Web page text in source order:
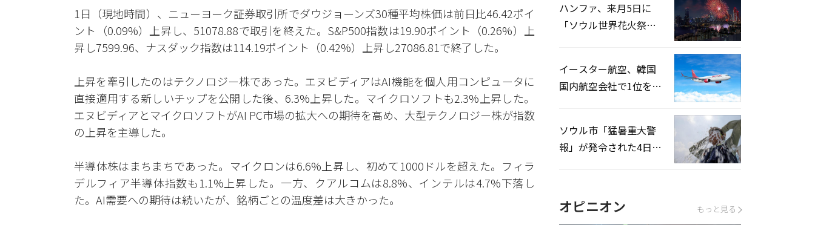
1日（現地時間）、ニューヨーク証券取引所でダウジョーンズ30種平均株価は前日比46.42ポイ
ント（0.09%）上昇し、51078.88で取引を終えた。S&P500指数は19.90ポイント（0.26%）上
昇し7599.96、ナスダック指数は114.19ポイント（0.42%）上昇し27086.81で終了した。
上昇を牽引したのはテクノロジー株であった。エヌビディアはAI機能を個人用コンピュータに
直接適用する新しいチップを公開した後、6.3%上昇した。マイクロソフトも2.3%上昇した。
エヌビディアとマイクロソフトがAI PC市場の拡大への期待を高め、大型テクノロジー株が指数
の上昇を主導した。
半導体株はまちまちであった。マイクロンは6.6%上昇し、初めて1000ドルを超えた。フィラ
デルフィア半導体指数も1.1%上昇した。一方、クアルコムは8.8%、インテルは4.7%下落し
た。AI需要への期待は続いたが、銘柄ごとの温度差は大きかった。
ハンファ、来月5日に
「ソウル世界花火祭り
イースター航空、韓国
国内航空会社で1位を記
ソウル市「猛暑重大警
報」が発令された4日、
オピニオン もっと見る